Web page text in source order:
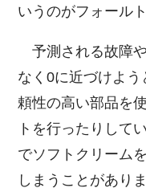
いうのがフォール
予測される故障
なく0に近づけよ
頼性の高い部品を
トを行ったりして
でソフトクリーム
しまうことがあり